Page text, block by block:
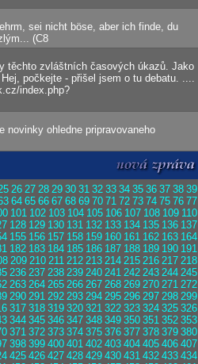
sei nicht böse, aber ich finde, du
(C8
těchto zvláštních časových úkazů. Jako
počkejte - přišel jsem o tu debatu. ....
index.php?
novinky ohledne pripravovaneho
26 27 28 29 30 31 32 33 34 35 36 37 38 39
64 65 66 67 68 69 70 71 72 73 74 75 76 77
101 102 103 104 105 106 107 108 109 110
128 129 130 131 132 133 134 135 136 137
155 156 157 158 159 160 161 162 163 164
182 183 184 185 186 187 188 189 190 191
209 210 211 212 213 214 215 216 217 218
236 237 238 239 240 241 242 243 244 245
263 264 265 266 267 268 269 270 271 272
290 291 292 293 294 295 296 297 298 299
317 318 319 320 321 322 323 324 325 326
344 345 346 347 348 349 350 351 352 353
371 372 373 374 375 376 377 378 379 380
398 399 400 401 402 403 404 405 406 407
425 426 427 428 429 430 431 432 433 434